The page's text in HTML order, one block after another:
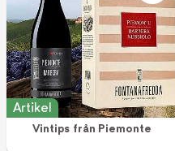
Artikel
Vintips från Piemonte